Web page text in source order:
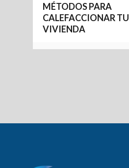
MÉTODOS PARA
CALEFACCIONAR TU
VIVIENDA